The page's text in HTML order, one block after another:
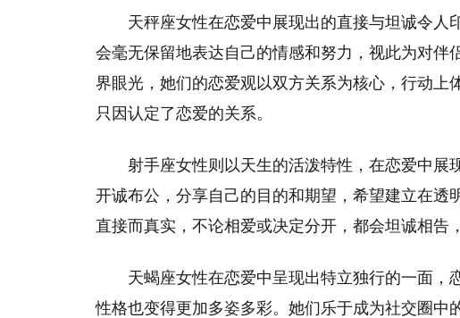
天秤座女性在恋爱中展现出的直接与坦诚令人
会毫无保留地表达自己的情感和努力，视此为对伴
界眼光，她们的恋爱观以双方关系为核心，行动上
只因认定了恋爱的关系。
射手座女性则以天生的活泼特性，在恋爱中展
开诚布公，分享自己的目的和期望，希望建立在透
直接而真实，不论相爱或决定分开，都会坦诚相告
天蝎座女性在恋爱中呈现出特立独行的一面
性格也变得更加多姿多彩。她们乐于成为社交圈中